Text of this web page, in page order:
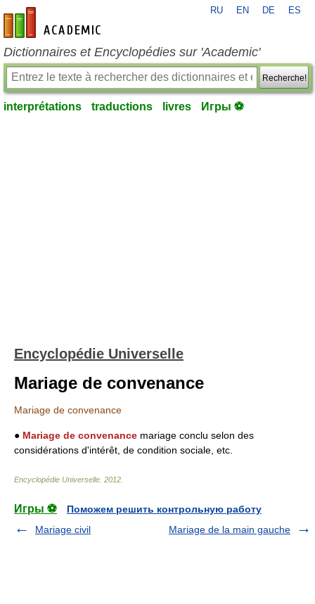
fr-academic.com
RU EN DE ES
Dictionnaires et Encyclopédies sur 'Academic'
Recherche!
interprétations traductions livres Игры ⚽
Encyclopédie Universelle
Mariage de convenance
Mariage de convenance
● Mariage de convenance mariage conclu selon des
considérations d'intérêt, de condition sociale, etc.
Encyclopédie Universelle 2012
Игры ⚽
Поможем решить контрольную работу
Mariage civil
Mariage de la main gauche